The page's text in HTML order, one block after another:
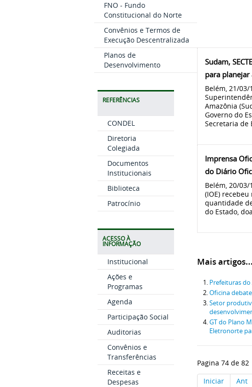
FNO - Fundo
Constitucional do Norte
Convênios e Termos de
Execução Descentralizada
Planos de
Desenvolvimento
REFERÊNCIAS
CONDEL
Diretoria
Colegiada
Documentos
Institucionais
Biblioteca
Patrocínio
ACESSO À
INFORMAÇÃO
Institucional
Ações e
Programas
Agenda
Participação Social
Auditorias
Convênios e
Transferências
Receitas e
Despesas
Sudam,
para planejar
Belém, 21/
Amazônia
Governo do
Secretaria de
Imprensa
do Diário
Belém, 20/
(IOE)
quantidade
do Estado,
Mais artigos...
Prefeituras
Oficina
Setor
GT do Plano
Eletronorte
Pagina 74 de 82
Iniciar
Ant